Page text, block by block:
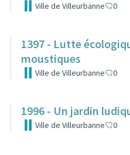
Ville de Villeurbanne 0
1397 - Lutte
moustiques
Ville de Villeurbanne 0
1996 - Un jardin
Ville de Villeurbanne 0